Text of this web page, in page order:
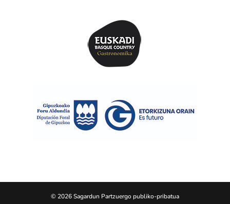
© 2026 Sagardun Partzuergo publiko-pribatua